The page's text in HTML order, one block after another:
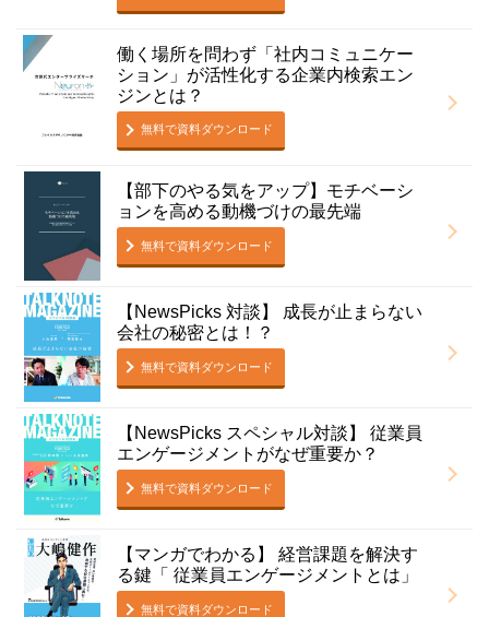
働く場所を問わず「社内コミュニケー
ション」が活性化する企業内検索エン
ジンとは？
無料で資料ダウンロード
【部下のやる気をアップ】モチベーシ
ョンを高める動機づけの最先端
無料で資料ダウンロード
【NewsPicks 対談】 成長が止まらない
会社の秘密とは！？
無料で資料ダウンロード
【NewsPicks スペシャル対談】 従業員
エンゲージメントがなぜ重要か？
無料で資料ダウンロード
【マンガでわかる】 経営課題を解決す
る鍵「 従業員エンゲージメントとは」
無料で資料ダウンロード